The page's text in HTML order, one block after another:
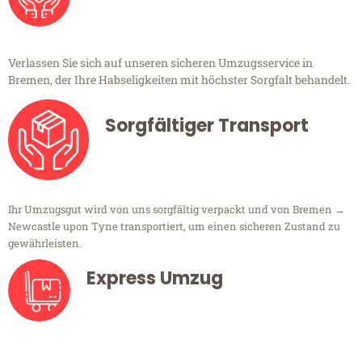
Verlassen Sie sich auf unseren sicheren Umzugsservice in
Bremen, der Ihre Habseligkeiten mit höchster Sorgfalt behandelt.
Sorgfältiger Transport
Ihr Umzugsgut wird von uns sorgfältig verpackt und von Bremen →
Newcastle upon Tyne transportiert, um einen sicheren Zustand zu
gewährleisten.
Express Umzug